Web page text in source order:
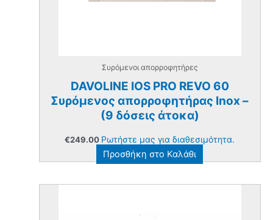
Συρόμενοι απορροφητήρες
DAVOLINE IOS PRO REVO 60
Συρόμενος απορροφητήρας Inox –
(9 δόσεις άτοκα)
€249.00 Ρωτήστε μας για διαθεσιμότητα.
Προσθήκη στο Καλάθι